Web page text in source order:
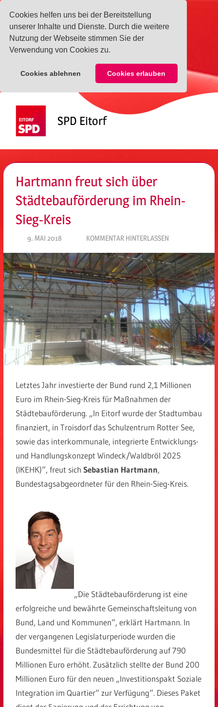
Cookies helfen uns bei der Bereitstellung
unserer Inhalte und Dienste. Durch die weitere
Nutzung der Webseite stimmen Sie der
Verwendung von Cookies zu.
Cookies ablehnen Cookies erlauben
springen
SPD Eitorf
Hartmann freut sich über
Städtebauförderung im Rhein-
Sieg-Kreis
9. MAI 2018 SPD EITORF
KOMMENTAR HINTERLASSEN
Letztes Jahr investierte der Bund rund 2,1 Millionen
Euro im Rhein-Sieg-Kreis für Maßnahmen der
Städtebauförderung. „In Eitorf wurde der Stadtumbau
finanziert, in Troisdorf das Schulzentrum Rotter See,
sowie das interkommunale, integrierte Entwicklungs-
und Handlungskonzept Windeck/Waldbröl 2025
(IKEHK)“, freut sichSebastian Hartmann,
Bundestagsabgeordneter für den Rhein-Sieg-Kreis.
„Die Städtebauförderung ist eine
erfolgreiche und bewährte Gemeinschaftsleitung von
Bund, Land und Kommunen“, erklärt Hartmann. In
der vergangenen Legislaturperiode wurden die
Bundesmittel für die Städtebauförderung auf 790
Millionen Euro erhöht. Zusätzlich stellte der Bund 200
Millionen Euro für den neuen „Investitionspakt Soziale
Integration im Quartier“ zur Verfügung“. Dieses Paket